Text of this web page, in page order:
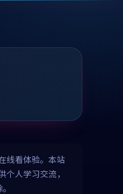
线看体验。本站
人学习交流，